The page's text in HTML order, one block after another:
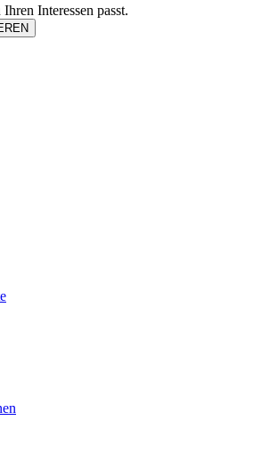
Interessen passt.